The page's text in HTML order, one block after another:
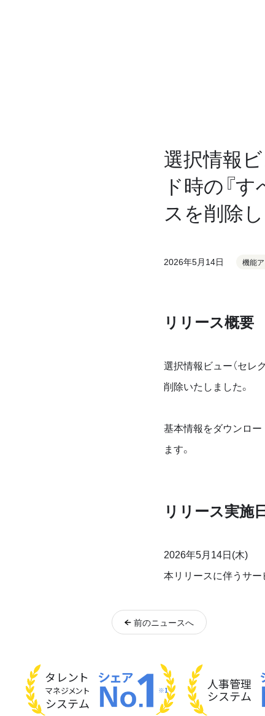
選択情報
ド時の『
スを削除
2026年5月14日 機能
リリース概要
選択情報ビュー（セレ
削除いたしました。
基本情報をダウンロ
ます。
リリース実施
2026年5月14日(木)
本リリースに伴うサー
前のニュースへ
タレント
マネジメント
システム
※1 人事管理
システム